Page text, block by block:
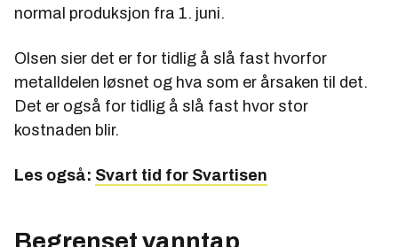
normal produksjon fra 1. juni.
Olsen sier det er for tidlig å slå fast hvorfor
metalldelen løsnet og hva som er årsaken til det.
Det er også for tidlig å slå fast hvor stor
kostnaden blir.
Les også: Svart tid for Svartisen
Begrenset vanntap